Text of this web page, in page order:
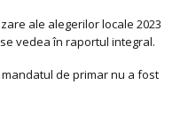
ale alegerilor locale 2023
vedea în raportul integral.
mandatul de primar nu a fost